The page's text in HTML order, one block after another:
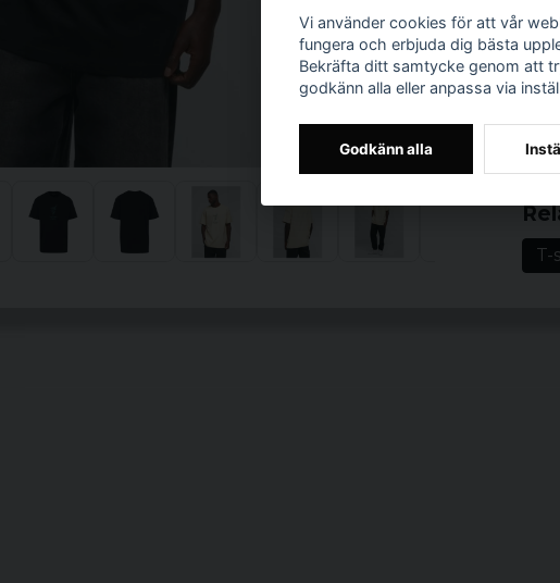
T-
Vi använder cookies för att vår
fungera och erbjuda dig bästa
Bekräfta ditt samtycke genom att
godkänn alla eller anpassa via
Godkänn alla